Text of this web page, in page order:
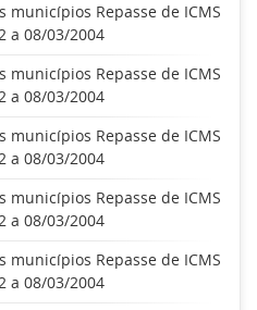
Repasse de ICMS
a 08/03/2004
Repasse de ICMS
a 08/03/2004
Repasse de ICMS
a 08/03/2004
Repasse de ICMS
a 08/03/2004
Repasse de ICMS
a 08/03/2004